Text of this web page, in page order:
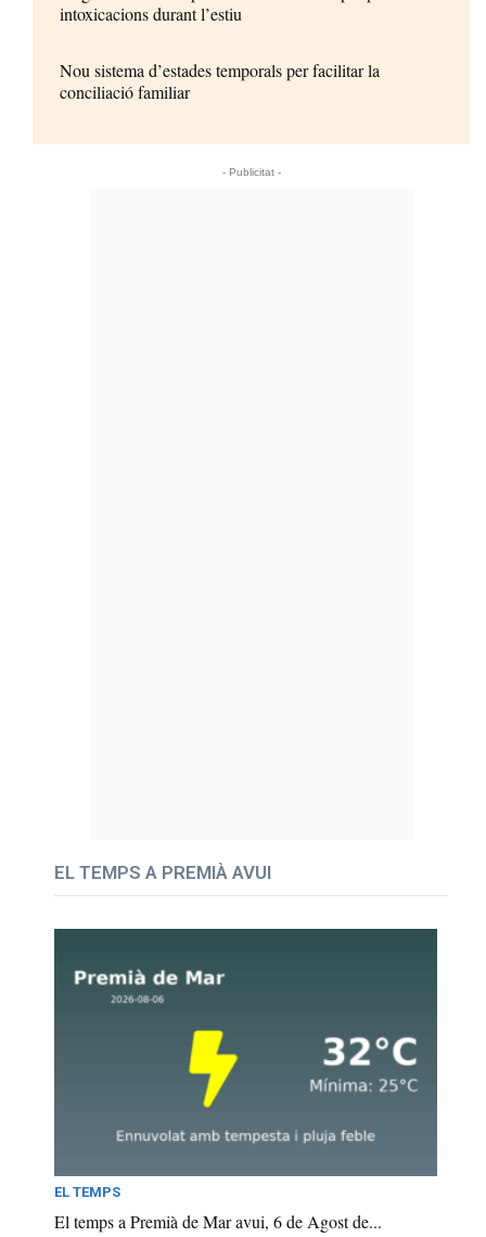
intoxicacions durant l’estiu
Nou sistema d’estades temporals per facilitar la
conciliació familiar
- Publicitat -
EL TEMPS A PREMIÀ AVUI
EL TEMPS
El temps a Premià de Mar avui, 6 de Agost de...